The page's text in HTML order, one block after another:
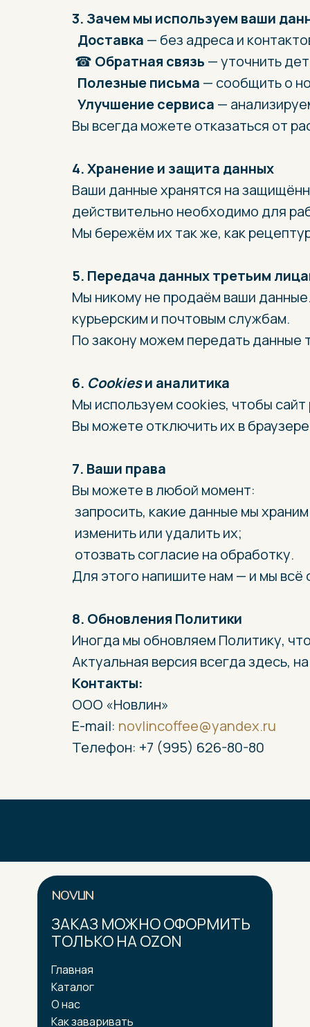
3. Зачем мы используем ваши
Доставка — без адреса и
☎ Обратная связь — уточнить
Полезные письма — сообщить о
Улучшение сервиса —
Вы всегда можете отказаться от
4. Хранение и защита данных
Ваши данные хранятся на
действительно необходимо для
Мы бережём их так же, как
5. Передача данных третьим
Мы никому не продаём ваши
курьерским и почтовым службам.
По закону можем передать данные
6. Cookiesи аналитика
Мы используем cookies, чтобы
Вы можете отключить их в
7. Ваши права
Вы можете в любой момент:
запросить, какие данные мы
изменить или удалить их;
отозвать согласие на обработку.
Для этого напишите нам — и мы всё
8. Обновления Политики
Иногда мы обновляем Политику,
Актуальная версия всегда здесь,
Контакты:
ООО «Новлин»
E-mail: novlincoffee@yandex.ru
Телефон: +7 (995) 626-80-80
NOVLIN
Как заваривать
О нас
Каталог
Главная
ЗАКАЗ МОЖНО ОФОРМИТЬ
ТОЛЬКО НА OZON